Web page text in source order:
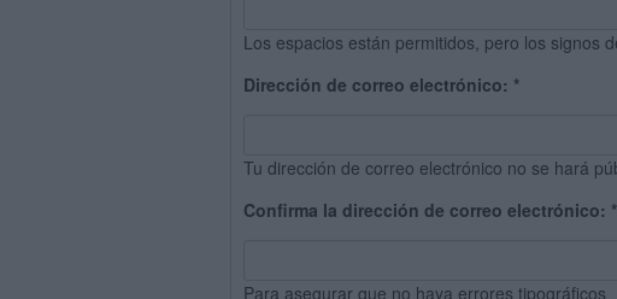
Los espacios están permitidos, pero los signos
Dirección de correo electrónico: *
Tu dirección de correo electrónico no se hará
Confirma la dirección de correo electrónico: *
Para asegurar que no haya errores tipográficos